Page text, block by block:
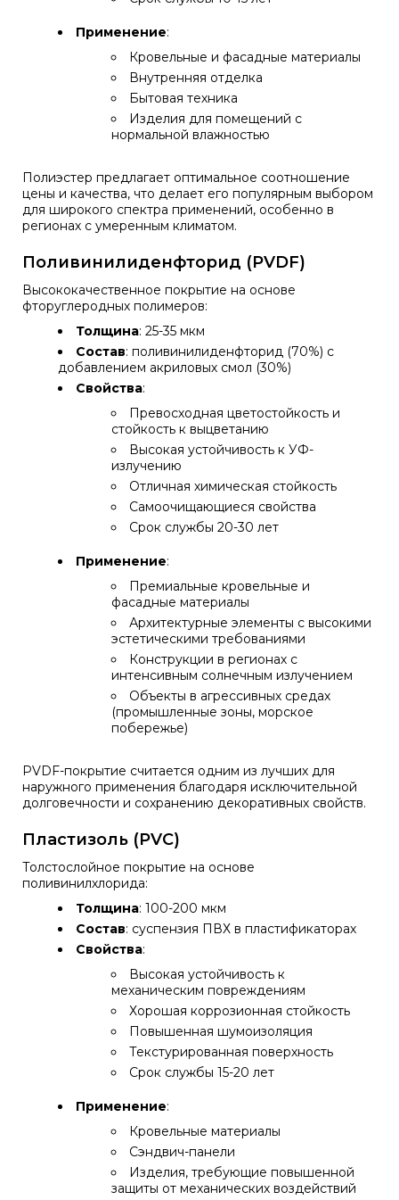
Применение:
Кровельные и фасадные материалы
Внутренняя отделка
Бытовая техника
Изделия для помещений с
нормальной влажностью
Полиэстер предлагает оптимальное соотношение
цены и качества, что делает его популярным выбором
для широкого спектра применений, особенно в
регионах с умеренным климатом.
Поливинилиденфторид (PVDF)
Высококачественное покрытие на основе
фторуглеродных полимеров:
Толщина: 25-35 мкм
Состав: поливинилиденфторид (70%) с
добавлением акриловых смол (30%)
Свойства:
Превосходная цветостойкость и
стойкость к выцветанию
Высокая устойчивость к УФ-
излучению
Отличная химическая стойкость
Самоочищающиеся свойства
Срок службы 20-30 лет
Применение:
Премиальные кровельные и
фасадные материалы
Архитектурные элементы с высокими
эстетическими требованиями
Конструкции в регионах с
интенсивным солнечным излучением
Объекты в агрессивных средах
(промышленные зоны, морское
побережье)
PVDF-покрытие считается одним из лучших для
наружного применения благодаря исключительной
долговечности и сохранению декоративных свойств.
Пластизоль (PVC)
Толстослойное покрытие на основе
поливинилхлорида:
Толщина: 100-200 мкм
Состав: суспензия ПВХ в пластификаторах
Свойства:
Высокая устойчивость к
механическим повреждениям
Хорошая коррозионная стойкость
Повышенная шумоизоляция
Текстурированная поверхность
Срок службы 15-20 лет
Применение:
Кровельные материалы
Сэндвич-панели
Изделия, требующие повышенной
защиты от механических воздействий